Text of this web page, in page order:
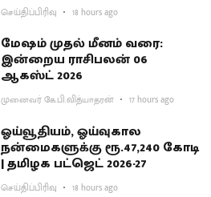
செய்திப்பிரிவு 18 hours ago
மேஷம் முதல் மீனம் வரை:
இன்றைய ராசிபலன் 06
ஆகஸ்ட் 2026
முனைவர் கே.பி.வித்யாதரன் 17 hours ago
ஓய்வூதியம், ஓய்வுகால
நன்மைகளுக்கு ரூ.47,240 கோடி
| தமிழக பட்ஜெட் 2026-27
செய்திப்பிரிவு 18 hours ago